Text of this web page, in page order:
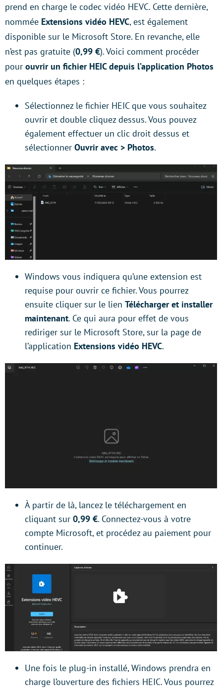
prend en charge le codec vidéo HEVC. Cette dernière,
nommée Extensions vidéo HEVC, est également
disponible sur le Microsoft Store. En revanche, elle
n’est pas gratuite (0,99 €). Voici comment procéder
pour ouvrir un fichier HEIC depuis l’application Photos
en quelques étapes :
Sélectionnez le fichier HEIC que vous souhaitez
ouvrir et double cliquez dessus. Vous pouvez
également effectuer un clic droit dessus et
sélectionner Ouvrir avec > Photos.
Windows vous indiquera qu’une extension est
requise pour ouvrir ce fichier. Vous pourrez
ensuite cliquer sur le lien Télécharger et installer
maintenant. Ce qui aura pour effet de vous
rediriger sur le Microsoft Store, sur la page de
l’application Extensions vidéo HEVC.
À partir de là, lancez le téléchargement en
cliquant sur 0,99 €. Connectez-vous à votre
compte Microsoft, et procédez au paiement pour
continuer.
Une fois le plug-in installé, Windows prendra en
charge l’ouverture des fichiers HEIC. Vous pourrez